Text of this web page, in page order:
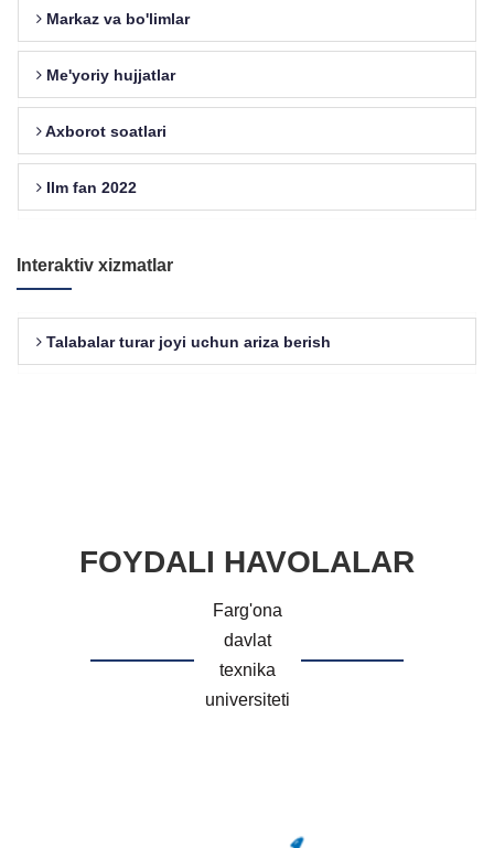
Markaz va bo'limlar
Me'yoriy hujjatlar
Axborot soatlari
Ilm fan 2022
Interaktiv xizmatlar
Talabalar turar joyi uchun ariza berish
FOYDALI HAVOLALAR
Farg'ona
davlat
texnika
universiteti